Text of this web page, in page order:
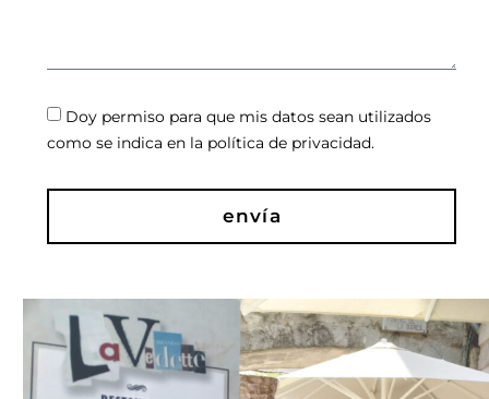
Doy permiso para que mis datos sean utilizados
como se indica en la política de privacidad.
envía